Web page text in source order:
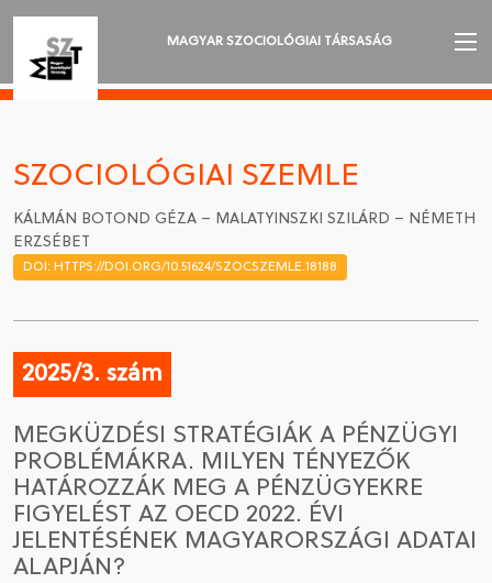
MAGYAR SZOCIOLÓGIAI TÁRSASÁG
AKTUALITÁSOK
VÁNDORGYŰLÉSEK
SZAKOSZTÁLYOK
DÍJAK
CSATLAKOZÁS A TÁRSASÁGHOZ / MEGÚJÍTOM A
TAGSÁGOMAT
SZOCIOLÓGIAI SZEMLE
KÁLMÁN BOTOND GÉZA – MALATYINSZKI SZILÁRD – NÉMETH
ERZSÉBET
DOI: HTTPS://DOI.ORG/10.51624/SZOCSZEMLE.18188
2025/3. szám
MEGKÜZDÉSI STRATÉGIÁK A PÉNZÜGYI
PROBLÉMÁKRA. MILYEN TÉNYEZŐK
HATÁROZZÁK MEG A PÉNZÜGYEKRE
FIGYELÉST AZ OECD 2022. ÉVI
JELENTÉSÉNEK MAGYARORSZÁGI ADATAI
ALAPJÁN?